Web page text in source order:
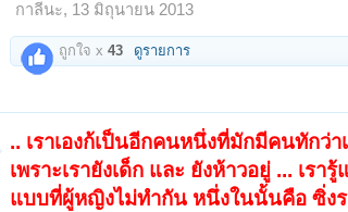
กาลีนะ, 13 มิถุนายน 2013
ถูกใจ x 43 ดูรายการ
.. เราเองก้เป็นอีกคนหนึ่งที่มักมีคนทักว่
เพราะเรายังเด็ก และ ยังห้าวอยู่ ... เร
แบบที่ผู้หญิงไม่ทำกัน หนึ่งในนั้นคือ ซิ่งร